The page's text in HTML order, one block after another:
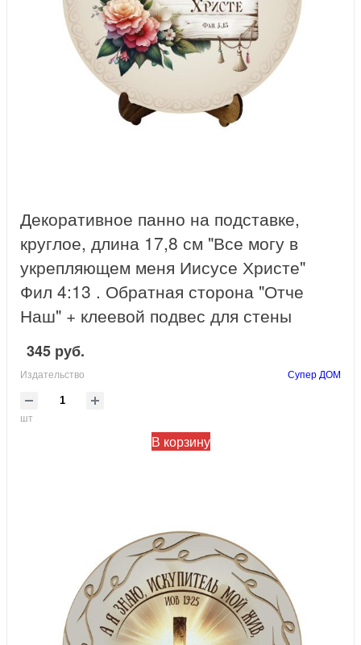
Декоративное панно на подставке,
круглое, длина 17,8 см "Все могу в
укрепляющем меня Иисусе Христе"
Фил 4:13 . Обратная сторона "Отче
Наш" + клеевой подвес для стены
345 руб.
Издательство Супер ДОМ
шт
В корзину